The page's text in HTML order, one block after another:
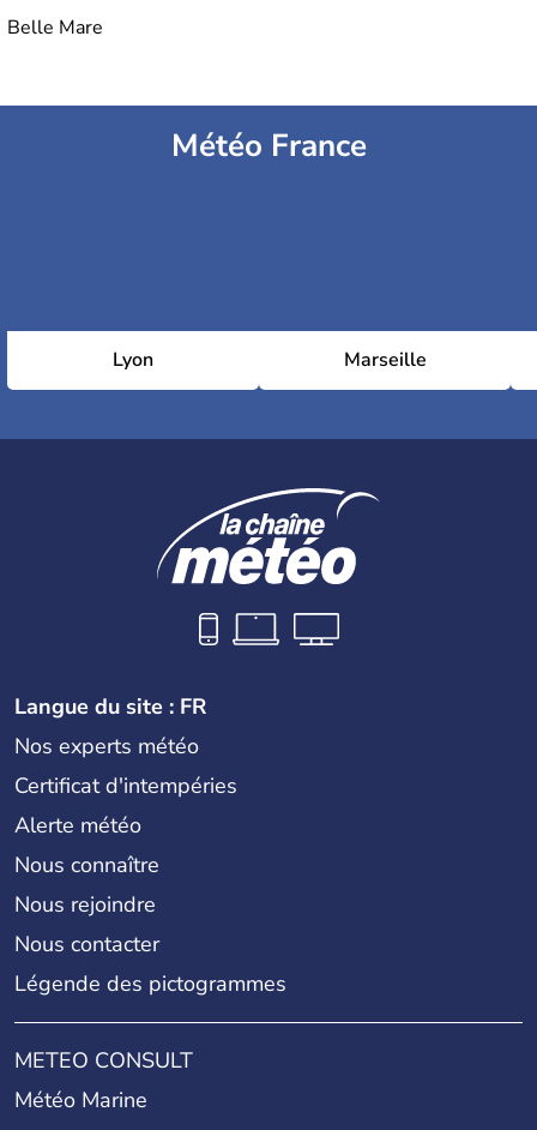
Belle Mare
Météo France
Lyon Marseille
Langue du site : FR
Nos experts météo
Certificat d'intempéries
Alerte météo
Nous connaître
Nous rejoindre
Nous contacter
Légende des pictogrammes
METEO CONSULT
Météo Marine